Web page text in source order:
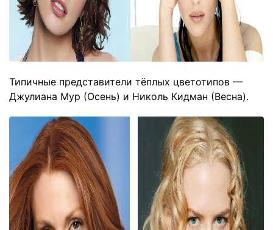
Типичные представители тёплых цветотипов —
Джулиана Мур (Осень) и Николь Кидман (Весна).